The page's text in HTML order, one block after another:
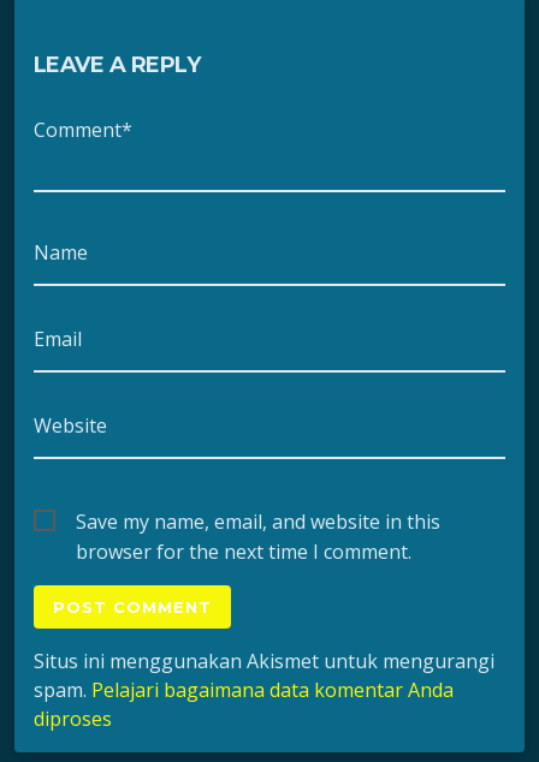
LEAVE A REPLY
Comment*
Name
Email
Website
Save my name, email, and website in this
browser for the next time I comment.
Situs ini menggunakan Akismet untuk mengurangi
spam. Pelajari bagaimana data komentar Anda
diproses